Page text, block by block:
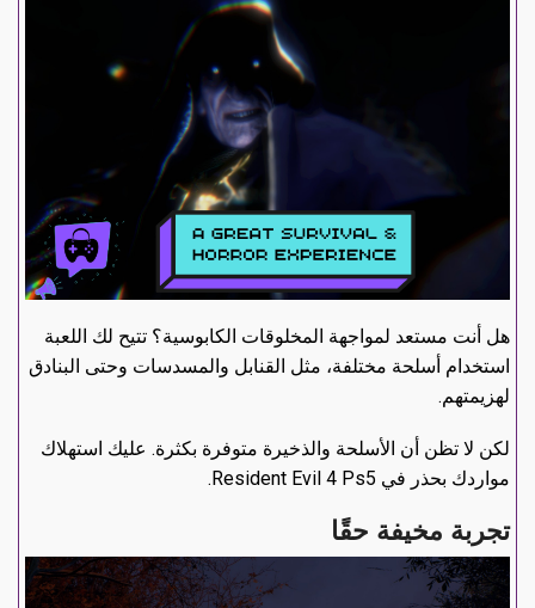
هل أنت مستعد لمواجهة المخلوقات الكابوسية؟ تتيح لك اللعبة
استخدام أسلحة مختلفة، مثل القنابل والمسدسات وحتى البنادق
لهزيمتهم.
لكن لا تظن أن الأسلحة والذخيرة متوفرة بكثرة. عليك استهلاك
مواردك بحذر في Resident Evil 4 Ps5.
تجربة مخيفة حقًا